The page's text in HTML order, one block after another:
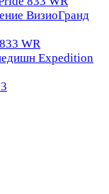
ВизиоГранд
WR
Expedition